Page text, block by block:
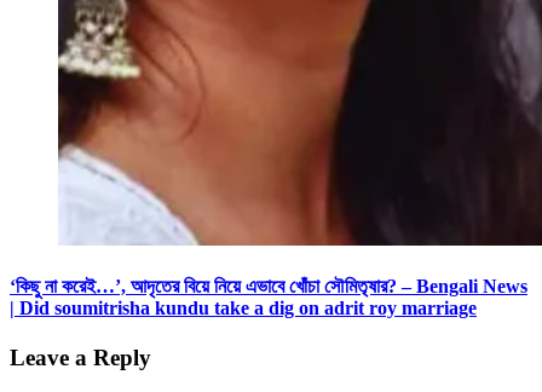
‘কিছু না করেই…’, আদৃতের বিয়ে নিয়ে এভাবে খোঁচা সৌমিতৃষার? – Bengali News
| Did soumitrisha kundu take a dig on adrit roy marriage
Leave a Reply